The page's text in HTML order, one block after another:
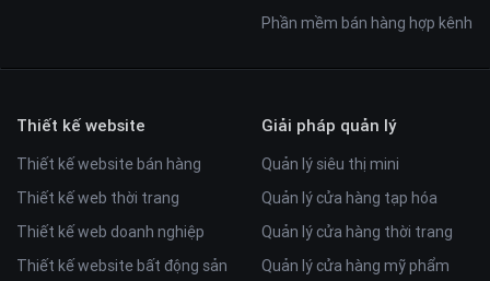
Phần mềm bán hàng hợp kênh
Thiết kế website
Thiết kế website bán hàng
Thiết kế web thời trang
Thiết kế web doanh nghiệp
Thiết kế website bất động sản
Giải pháp quản lý
Quản lý siêu thị mini
Quản lý cửa hàng tạp hóa
Quản lý cửa hàng thời trang
Quản lý cửa hàng mỹ phẩm